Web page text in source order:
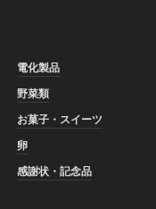
電化製品
野菜類
お菓子・スイーツ
卵
感謝状・記念品